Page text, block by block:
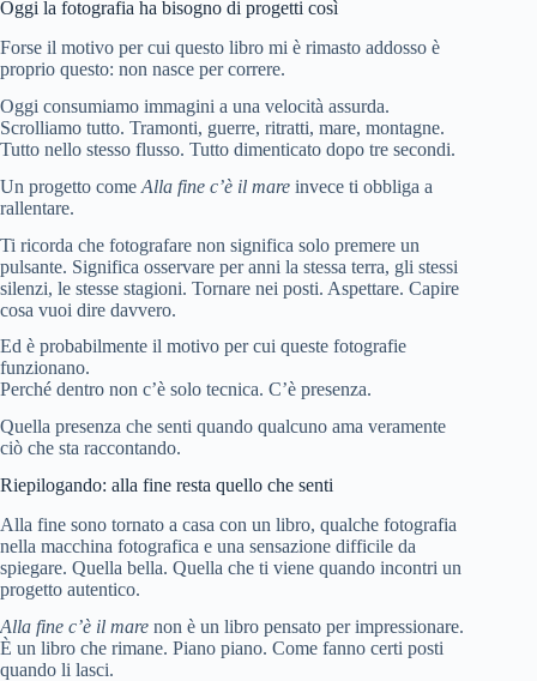
Oggi la fotografia ha bisogno di progetti così
Forse il motivo per cui questo libro mi è rimasto addosso è
proprio questo: non nasce per correre.
Oggi consumiamo immagini a una velocità assurda.
Scrolliamo tutto. Tramonti, guerre, ritratti, mare, montagne.
Tutto nello stesso flusso. Tutto dimenticato dopo tre secondi.
Un progetto come Alla fine c’è il mare invece ti obbliga a
rallentare.
Ti ricorda che fotografare non significa solo premere un
pulsante. Significa osservare per anni la stessa terra, gli stessi
silenzi, le stesse stagioni. Tornare nei posti. Aspettare. Capire
cosa vuoi dire davvero.
Ed è probabilmente il motivo per cui queste fotografie
funzionano.
Perché dentro non c’è solo tecnica. C’è presenza.
Quella presenza che senti quando qualcuno ama veramente
ciò che sta raccontando.
Riepilogando: alla fine resta quello che senti
Alla fine sono tornato a casa con un libro, qualche fotografia
nella macchina fotografica e una sensazione difficile da
spiegare. Quella bella. Quella che ti viene quando incontri un
progetto autentico.
Alla fine c’è il mare non è un libro pensato per impressionare.
È un libro che rimane. Piano piano. Come fanno certi posti
quando li lasci.